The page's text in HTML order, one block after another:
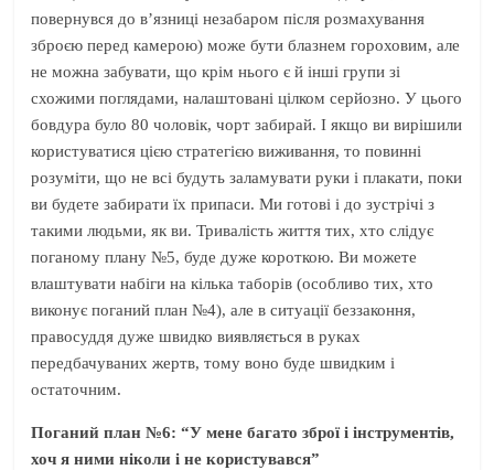
повернувся до в’язниці незабаром після розмахування
зброєю перед камерою) може бути блазнем гороховим, але
не можна забувати, що крім нього є й інші групи зі
схожими поглядами, налаштовані цілком серйозно. У цього
бовдура було 80 чоловік, чорт забирай. І якщо ви вирішили
користуватися цією стратегією виживання, то повинні
розуміти, що не всі будуть заламувати руки і плакати, поки
ви будете забирати їх припаси. Ми готові і до зустрічі з
такими людьми, як ви. Тривалість життя тих, хто слідує
поганому плану №5, буде дуже короткою. Ви можете
влаштувати набіги на кілька таборів (особливо тих, хто
виконує поганий план №4), але в ситуації беззаконня,
правосуддя дуже швидко виявляється в руках
передбачуваних жертв, тому воно буде швидким і
остаточним.
Поганий план №6: “У мене багато зброї і інструментів,
хоч я ними ніколи і не користувався”